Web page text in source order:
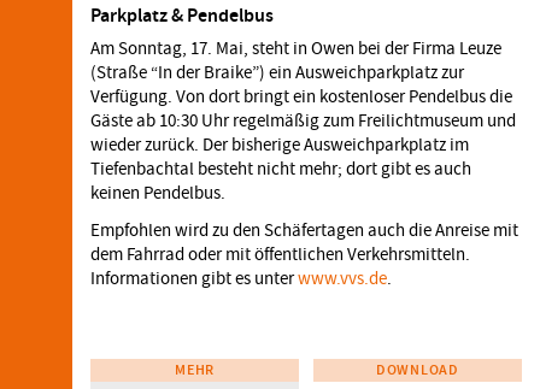
Parkplatz & Pendelbus
Am Sonntag, 17. Mai, steht in Owen bei der Firma Leuze
(Straße “In der Braike”) ein Ausweichparkplatz zur
Verfügung. Von dort bringt ein kostenloser Pendelbus die
Gäste ab 10:30 Uhr regelmäßig zum Freilichtmuseum und
wieder zurück. Der bisherige Ausweichparkplatz im
Tiefenbachtal besteht nicht mehr; dort gibt es auch
keinen Pendelbus.
Empfohlen wird zu den Schäfertagen auch die Anreise mit
dem Fahrrad oder mit öffentlichen Verkehrsmitteln.
Informationen gibt es unterwww.vvs.de.
MEHR DOWNLOAD